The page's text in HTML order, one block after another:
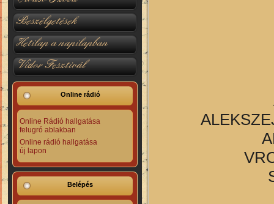
Beszélgetések
Hetilap a napilapban
Vidor Fesztivál
Online rádió
Online Rádió hallgatása
felugró ablakban
Online rádió hallgatása
új lapon
Belépés